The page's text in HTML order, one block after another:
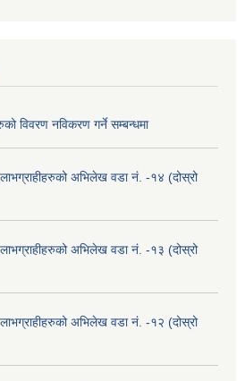
विवरण नविकरण गर्ने सम्बन्धमा
लाभग्राहीहरुको अभिलेख वडा नं. -१४ (दोस्रो
लाभग्राहीहरुको अभिलेख वडा नं. -१३ (दोस्रो
लाभग्राहीहरुको अभिलेख वडा नं. -१२ (दोस्रो